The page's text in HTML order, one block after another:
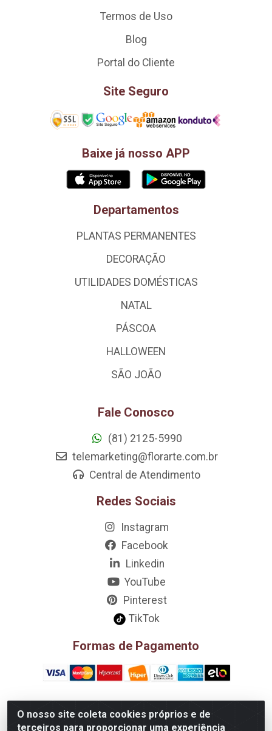
O nosso site coleta cookies próprios e de
terceiros para proporcionar uma experiência
Termos de Uso
Blog
Portal do Cliente
Site Seguro
Baixe já nosso APP
Departamentos
PLANTAS PERMANENTES
DECORAÇÃO
UTILIDADES DOMÉSTICAS
NATAL
PÁSCOA
HALLOWEEN
SÃO JOÃO
Fale Conosco
(81) 2125-5990
telemarketing@florarte.com.br
Central de Atendimento
Redes Sociais
Instagram
Facebook
Linkedin
YouTube
Pinterest
TikTok
Formas de Pagamento
D&A Decoração e Ambientação LTDA - Rua Riachão, 807 –